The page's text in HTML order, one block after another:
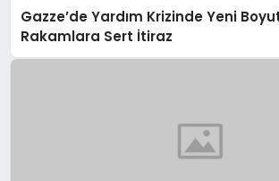
Gazze’de Yardım Krizinde Yeni
Rakamlara Sert İtiraz